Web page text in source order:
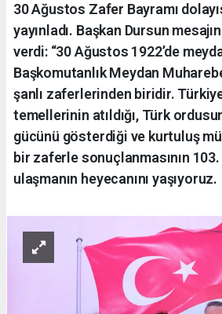
30 Ağustos Zafer Bayramı
yayınladı. Başkan Dursun
verdi: “30 Ağustos 1922’de
Başkomutanlık Meydan
şanlı zaferlerinden biridir.
temellerinin atıldığı, Türk
gücünü gösterdiği ve kurtuluş
bir zaferle sonuçlanmasının
ulaşmanın heyecanını yaşıyoruz.